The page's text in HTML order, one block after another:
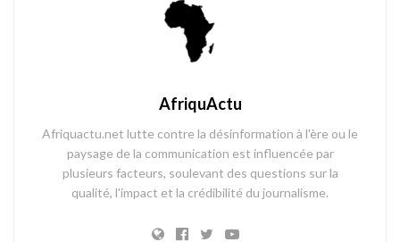
AfriquActu
Afriquactu.net lutte contre la désinformation à l'ère ou le
paysage de la communication est influencée par
plusieurs facteurs, soulevant des questions sur la
qualité, l'impact et la crédibilité du journalisme.